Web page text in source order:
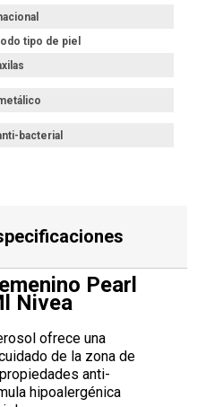
tipo de piel
bacterial
Pearl
Nivea
ofrece una
de la zona de
anti-
hipoalergénica